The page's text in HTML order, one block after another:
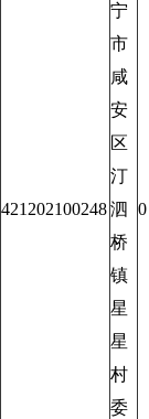
421202100248
宁
市
咸
安
区
汀
泗
桥
镇
星
星
村
委
0